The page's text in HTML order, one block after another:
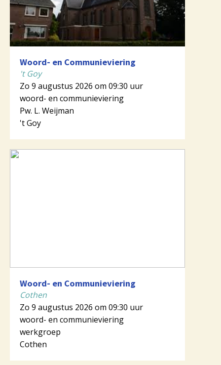
Woord- en Communieviering
't Goy
Zo 9 augustus 2026 om 09:30 uur
woord- en communieviering
Pw. L. Weijman
't Goy
Woord- en Communieviering
Cothen
Zo 9 augustus 2026 om 09:30 uur
woord- en communieviering
werkgroep
Cothen